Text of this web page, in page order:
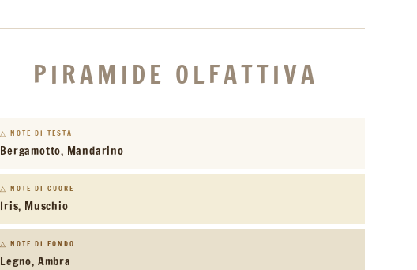
PIRAMIDE OLFATTIVA
△ NOTE DI TESTA
Bergamotto, Mandarino
△ NOTE DI CUORE
Iris, Muschio
△ NOTE DI FONDO
Legno, Ambra